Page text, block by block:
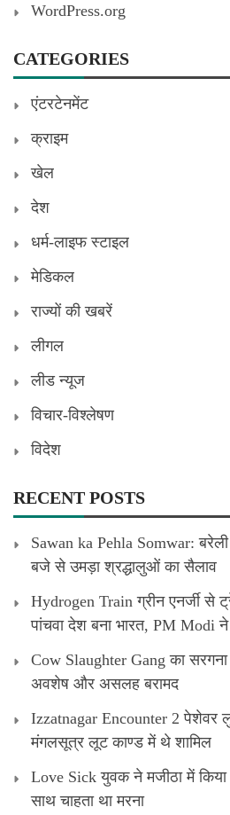
WordPress.org
CATEGORIES
एंटरटेनमेंट
क्राइम
खेल
देश
धर्म-लाइफ स्टाइल
मेडिकल
राज्यों की खबरें
लीगल
लीड न्यूज
विचार-विश्लेषण
विदेश
RECENT POSTS
Sawan ka Pehla Somwar:
बजे से उमड़ा श्रद्धालुओं का सैलाव
Hydrogen Train ग्रीन एनर्जी से
पांचवा देश बना भारत, PM Modi ने
Cow Slaughter Gang का
अवशेष और असलह बरामद
Izzatnagar Encounter 2 पेशेवर
मंगलसूत्र लूट काण्‍ड में थे शामिल
Love Sick युवक ने मजीठा में
साथ चाहता था मरना